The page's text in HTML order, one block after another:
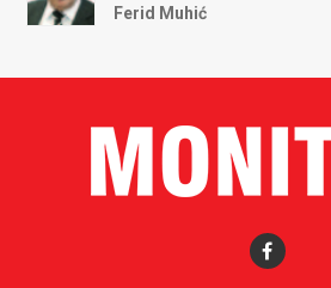
Ferid Muhić